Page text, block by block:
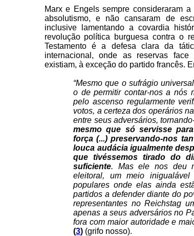
Marx e Engels sempre consideraram
absolutismo, e não cansaram de
inclusive lamentando a covardia
revolução política burguesa contra o
Testamento é a defesa clara da
internacional, onde as reservas
existiam, à exceção do partido francês.
“Mesmo que o sufrágio
o de permitir contar-nos a nós
pelo ascenso regularmente
votos, a certeza dos operários
entre seus adversários,
mesmo que só servisse
força (...) preservando-nos
louca audácia igualmente
que tivéssemos tirado do
suficiente. Mas ele nos deu
eleitoral, um meio
populares onde elas ainda
partidos a de­fender diante do
representantes no Reichstag
apenas a seus adversários no
fora com maior autoridade e
(3) (grifo nosso).